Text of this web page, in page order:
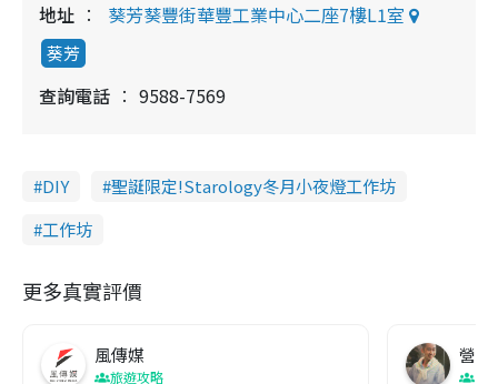
地址
葵芳葵豐街華豐工業中心二座7樓L1室
葵芳
查詢電話 9588-7569
DIY
聖誕限定!Starology冬月小夜燈工作坊
工作坊
更多真實評價
風傳媒
旅遊攻略
營養